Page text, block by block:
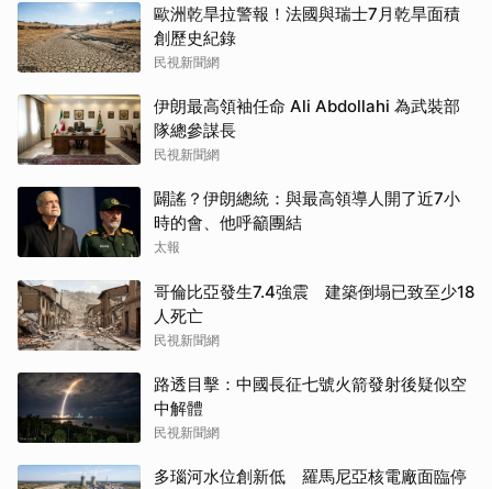
歐洲乾旱拉警報！法國與瑞士7月乾旱面積
創歷史紀錄
民視新聞網
伊朗最高領袖任命 Ali Abdollahi 為武裝部
隊總參謀長
民視新聞網
闢謠？伊朗總統：與最高領導人開了近7小
時的會、他呼籲團結
太報
哥倫比亞發生7.4強震 建築倒塌已致至少18
人死亡
民視新聞網
路透目擊：中國長征七號火箭發射後疑似空
中解體
民視新聞網
多瑙河水位創新低 羅馬尼亞核電廠面臨停